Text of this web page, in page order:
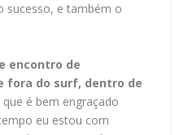
sucesso, e também o
encontro de
fora do surf, dentro de
que é bem engraçado
eu estou com